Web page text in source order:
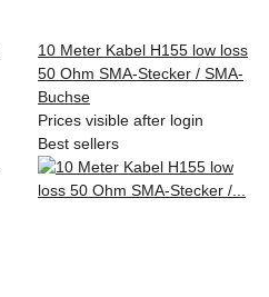
10 Meter Kabel H155 low loss
50 Ohm SMA-Stecker / SMA-
Buchse
Prices visible after login
Best sellers